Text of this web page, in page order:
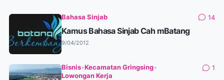
Bahasa Sinjab 14
Kamus Bahasa Sinjab Cah mBatang
9/04/2012
Bisnis•Kecamatan Gringsing•
Lowongan Kerja
1